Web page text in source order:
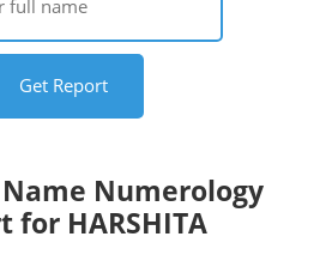
Numerology
for HARSHITA